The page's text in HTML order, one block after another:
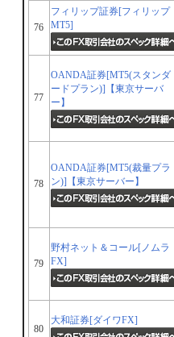
76
フィリップ証券[フィリップ
MT5]
77
OANDA証券[MT5(スタンダ
ードプラン)]【東京サーバ
ー】
78
OANDA証券[MT5(裁量プラ
ン)]【東京サーバー】
79
野村ネット＆コール[ノムラ
FX]
80
大和証券[ダイワFX]